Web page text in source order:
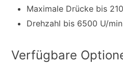
Maximale Drücke bis
Drehzahl bis 6500 U/min
Verfügbare